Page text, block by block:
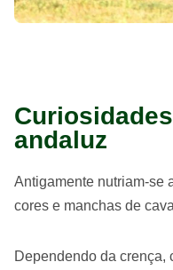
andaluz
Antigamente nutriam-se
cores e manchas de
Dependendo da crença,